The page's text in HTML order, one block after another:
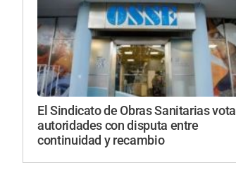
El Sindicato de Obras Sanitarias vota
autoridades con disputa entre
continuidad y recambio